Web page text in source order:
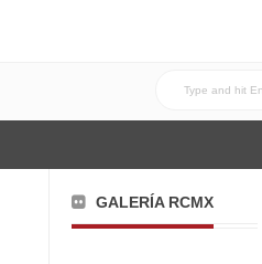
GALERÍA RCMX